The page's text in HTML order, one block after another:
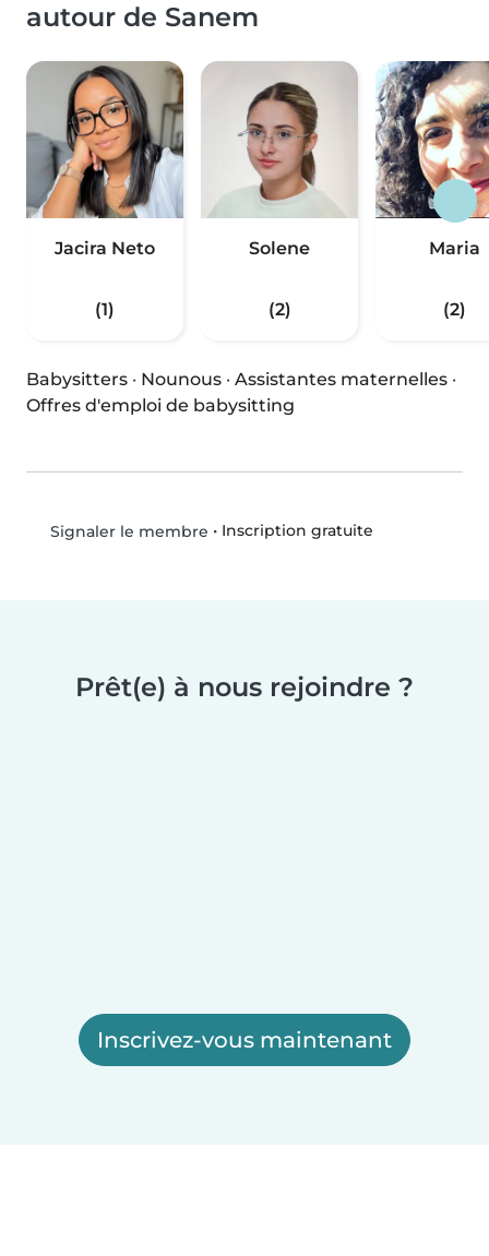
autour de Sanem
Jacira Neto
(1)
Solene
(2)
Maria
(2)
Babysitters · Nounous · Assistantes maternelles ·
Offres d'emploi de babysitting
Signaler le membre • Inscription gratuite
Prêt(e) à nous rejoindre ?
Inscrivez-vous maintenant